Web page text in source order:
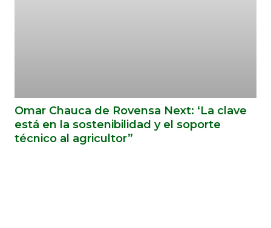
Omar Chauca de Rovensa Next: ‘La clave
está en la sostenibilidad y el soporte
técnico al agricultor”